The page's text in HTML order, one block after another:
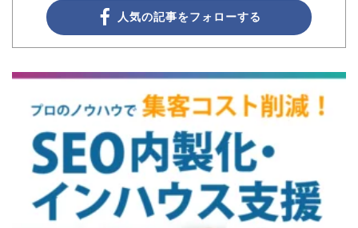
人気の記事をフォローする